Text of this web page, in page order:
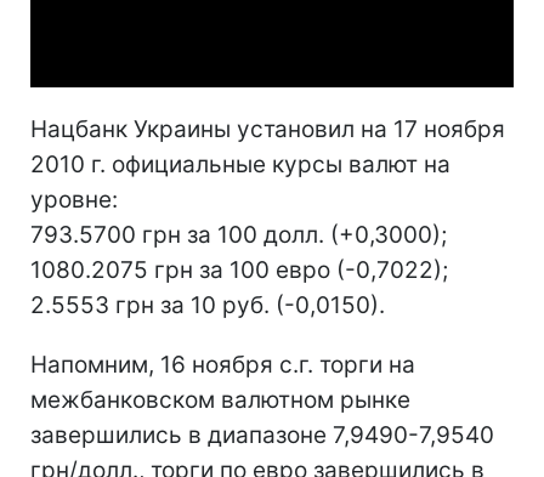
Нацбанк Украины установил на 17 ноября
2010 г. официальные курсы валют на
уровне:
793.5700 грн за 100 долл. (+0,3000);
1080.2075 грн за 100 евро (-0,7022);
2.5553 грн за 10 руб. (-0,0150).
Напомним, 16 ноября с.г. торги на
межбанковском валютном рынке
завершились в диапазоне 7,9490-7,9540
грн/долл., торги по евро завершились в